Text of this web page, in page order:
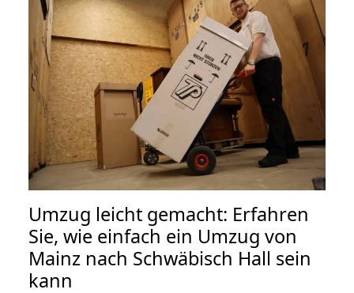
Umzug leicht gemacht: Erfahren
Sie, wie einfach ein Umzug von
Mainz nach Schwäbisch Hall sein
kann